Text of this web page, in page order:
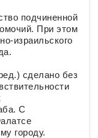
подчиненной
При этом
израильского
сделано без
С
городу.